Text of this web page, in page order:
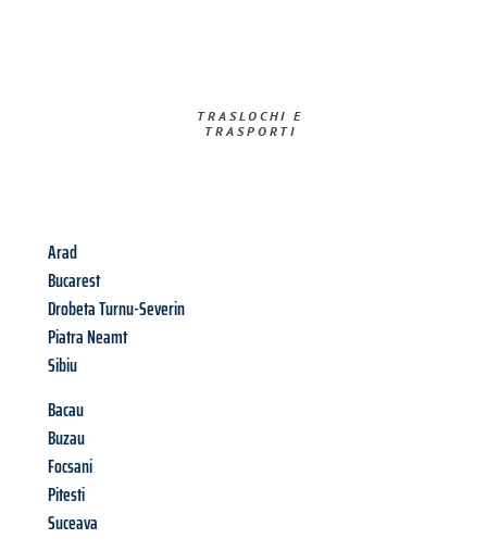
TRASLOCHI E
TRASPORTI​
Arad
Bucarest
Drobeta Turnu-Severin
Piatra Neamt
Sibiu
Bacau
Buzau
Focsani
Pitesti
Suceava